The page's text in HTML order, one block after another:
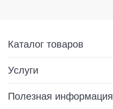
Каталог товаров
Услуги
Полезная информация